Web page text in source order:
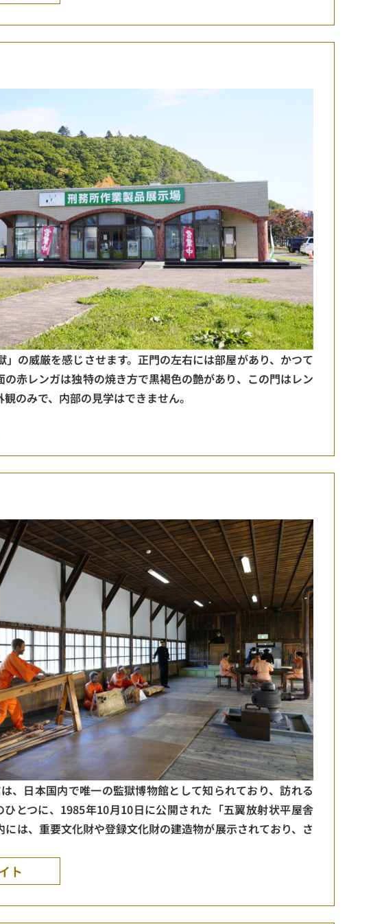
の威厳を感じさせます。正門の左右には部屋があり、かつて
赤レンガは独特の焼き方で黒褐色の艶があり、この門はレン
のみで、内部の見学はできません。
、日本国内で唯一の監獄博物館として知られており、訪れる
とつに、1985年10月10日に公開された「五翼放射状平屋舎
は、重要文化財や登録文化財の建造物が展示されており、さ
ト